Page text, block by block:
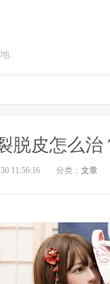
脱皮怎么治
11:56:16 分类： 文章